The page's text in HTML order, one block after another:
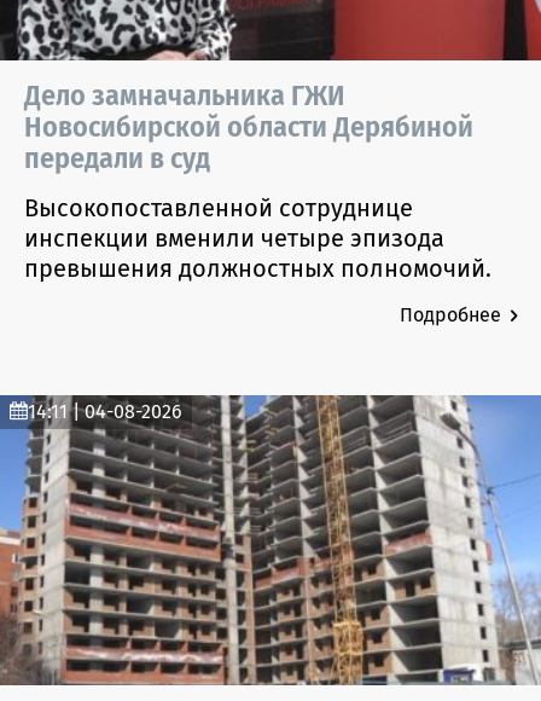
Дело замначальника ГЖИ
Новосибирской области Дерябиной
передали в суд
Высокопоставленной сотруднице
инспекции вменили четыре эпизода
превышения должностных полномочий.
Подробнее
14:11 | 04-08-2026